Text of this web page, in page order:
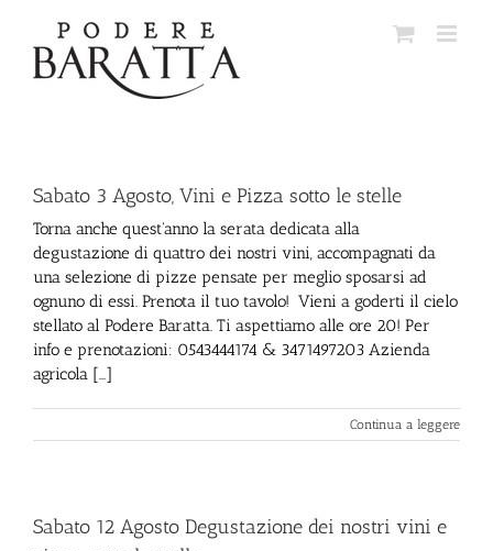
contenuto
Sabato 3 Agosto, Vini e Pizza sotto le stelle
Torna anche quest'anno la serata dedicata alla
degustazione di quattro dei nostri vini, accompagnati da
una selezione di pizze pensate per meglio sposarsi ad
ognuno di essi. Prenota il tuo tavolo! Vieni a goderti il cielo
stellato al Podere Baratta. Ti aspettiamo alle ore 20! Per
info e prenotazioni: 0543444174 & 3471497203 Azienda
agricola [...]
Continua a leggere
Sabato 12 Agosto Degustazione dei nostri vini e